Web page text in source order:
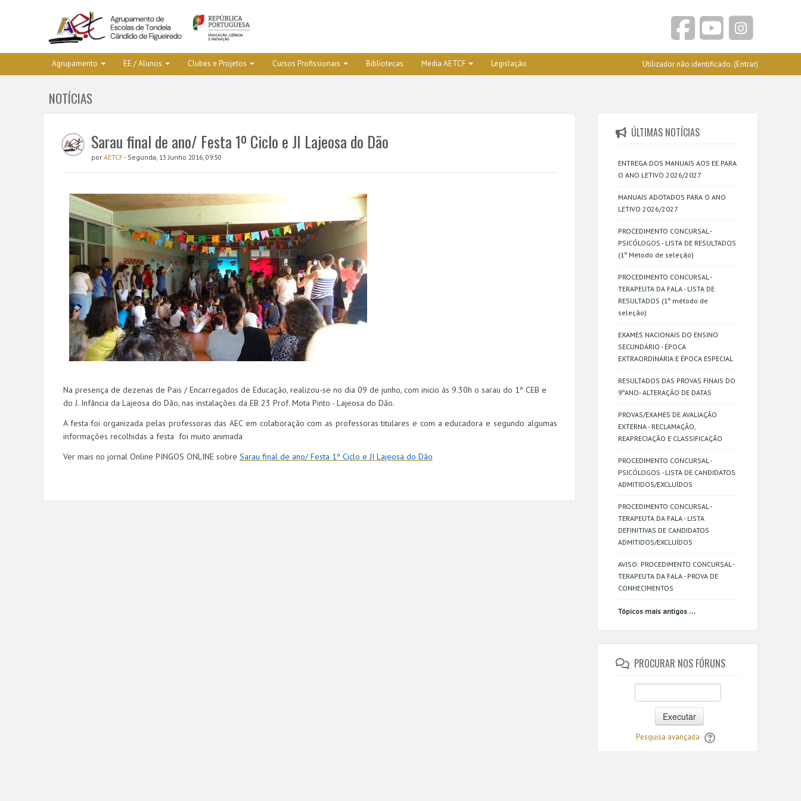
Agrupamento EE / Alunos Clubes e Projetos Cursos Profissionais Bibliotecas Media AETCF Legislação Utilizador não identificado. (Entrar)
NOTÍCIAS
Sarau final de ano/ Festa 1º Ciclo e JI Lajeosa do Dão
por AETCF- Segunda, 13 Junho 2016, 09:50
Na presença de dezenas de Pais / Encarregados de Educação, realizou-se no dia 09 de junho, com inicio às 9.30h o sarau do 1º CEB e
do J. Infância da Lajeosa do Dão, nas instalações da EB 23 Prof. Mota Pinto - Lajeosa do Dão.
A festa foi organizada pelas professoras das AEC em colaboração com as professoras titulares e com a educadora e segundo algumas
informações recolhidas a festa foi muito animada
Ver mais no jornal Online PINGOS ONLINE sobre Sarau final de ano/ Festa 1º Ciclo e JI Lajeosa do Dão
ÚLTIMAS NOTÍCIAS
ENTREGA DOS MANUAIS AOS EE PARA
O ANO LETIVO 2026/2027
MANUAIS ADOTADOS PARA O ANO
LETIVO 2026/2027
PROCEDIMENTO CONCURSAL -
PSICÓLOGOS - LISTA DE RESULTADOS
(1º Método de seleção)
PROCEDIMENTO CONCURSAL -
TERAPEUTA DA FALA - LISTA DE
RESULTADOS (1º método de
seleção)
EXAMES NACIONAIS DO ENSINO
SECUNDÁRIO - ÉPOCA
EXTRAORDINÁRIA E ÉPOCA ESPECIAL
RESULTADOS DAS PROVAS FINAIS DO
9ºANO- ALTERAÇÃO DE DATAS
PROVAS/EXAMES DE AVALIAÇÃO
EXTERNA - RECLAMAÇÃO,
REAPRECIAÇÃO E CLASSIFICAÇÃO
PROCEDIMENTO CONCURSAL -
PSICÓLOGOS - LISTA DE CANDIDATOS
ADMITIDOS/EXCLUÍDOS
PROCEDIMENTO CONCURSAL -
TERAPEUTA DA FALA - LISTA
DEFINITIVAS DE CANDIDATOS
ADMITIDOS/EXCLUÍDOS
AVISO: PROCEDIMENTO CONCURSAL -
TERAPEUTA DA FALA - PROVA DE
CONHECIMENTOS
Tópicos mais antigos ...
PROCURAR NOS FÓRUNS
Executar
Pesquisa avançada